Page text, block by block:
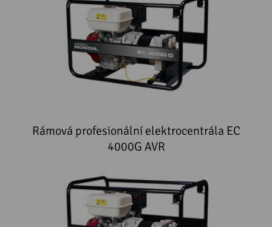
Rámová profesionální elektrocentrála EC
4000G AVR